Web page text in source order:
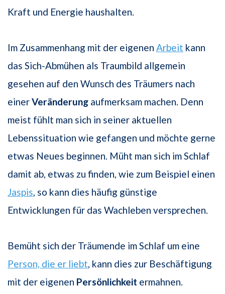
Kraft und Energie haushalten.
Im Zusammenhang mit der eigenen Arbeit kann
das Sich-Abmühen als Traumbild allgemein
gesehen auf den Wunsch des Träumers nach
einerVeränderung aufmerksam machen. Denn
meist fühlt man sich in seiner aktuellen
Lebenssituation wie gefangen und möchte gerne
etwas Neues beginnen. Müht man sich im Schlaf
damit ab, etwas zu finden, wie zum Beispiel einen
Jaspis , so kann dies häufig günstige
Entwicklungen für das Wachleben versprechen.
Bemüht sich der Träumende im Schlaf um eine
Person, die er liebt , kann dies zur Beschäftigung
mit der eigenen Persönlichkeit ermahnen.